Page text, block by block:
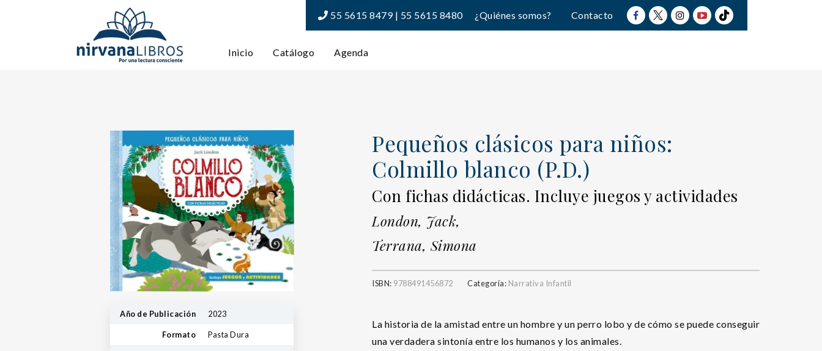
55 5615 8479 | 55 5615 8480 ¿Quiénes somos? Contacto
Inicio Catálogo Agenda
Año de Publicación 2023
Formato Pasta Dura
Pequeños clásicos para niños:
Colmillo blanco (P.D.)
Con fichas didácticas. Incluye juegos y actividades
London, Jack,
Terrana, Simona
ISBN: 9788491456872 Categoría: Narrativa Infantil
La historia de la amistad entre un hombre y un perro lobo y de cómo se puede conseguir
una verdadera sintonía entre los humanos y los animales.